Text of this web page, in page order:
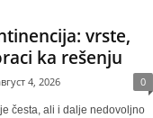
vrste,
ka rešenju
4, 2026 0
česta, ali i dalje nedovoljno